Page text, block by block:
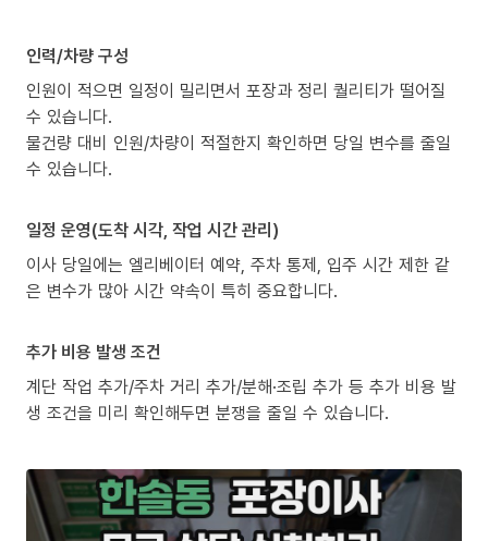
인력/차량 구성
인원이 적으면 일정이 밀리면서 포장과 정리 퀄리티가 떨어질
수 있습니다.
물건량 대비 인원/차량이 적절한지 확인하면 당일 변수를 줄일
수 있습니다.
일정 운영(도착 시각, 작업 시간 관리)
이사 당일에는 엘리베이터 예약, 주차 통제, 입주 시간 제한 같
은 변수가 많아 시간 약속이 특히 중요합니다.
추가 비용 발생 조건
계단 작업 추가/주차 거리 추가/분해·조립 추가 등 추가 비용 발
생 조건을 미리 확인해두면 분쟁을 줄일 수 있습니다.